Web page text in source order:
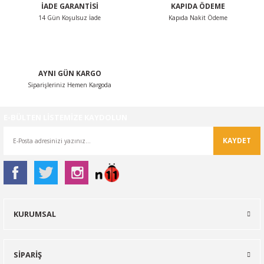
İADE GARANTİSİ
14 Gün Koşulsuz İade
KAPIDA ÖDEME
Kapıda Nakit Ödeme
AYNI GÜN KARGO
Siparişleriniz Hemen Kargoda
KAYDET
KURUMSAL
SİPARİŞ